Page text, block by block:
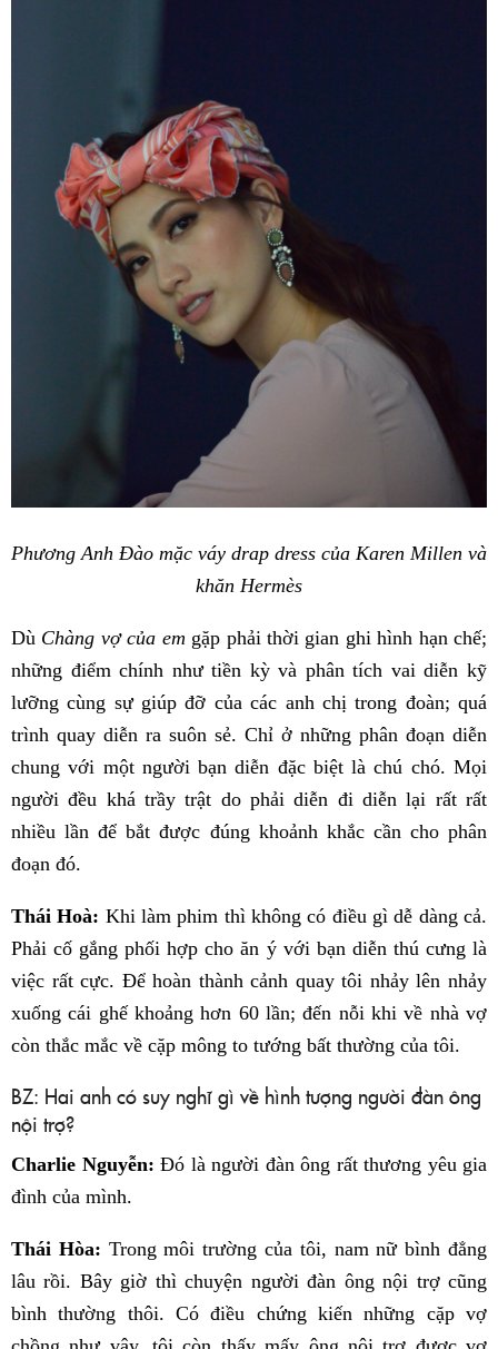
Phương Anh Đào mặc váy drap dress của Karen Millen và
khăn Hermès
Dù Chàng vợ của em gặp phải thời gian ghi hình hạn chế;
những điểm chính như tiền kỳ và phân tích vai diễn kỹ
lưỡng cùng sự giúp đỡ của các anh chị trong đoàn; quá
trình quay diễn ra suôn sẻ. Chỉ ở những phân đoạn diễn
chung với một người bạn diễn đặc biệt là chú chó. Mọi
người đều khá trầy trật do phải diễn đi diễn lại rất rất
nhiều lần để bắt được đúng khoảnh khắc cần cho phân
đoạn đó.
Thái Hoà: Khi làm phim thì không có điều gì dễ dàng cả.
Phải cố gắng phối hợp cho ăn ý với bạn diễn thú cưng là
việc rất cực. Để hoàn thành cảnh quay tôi nhảy lên nhảy
xuống cái ghế khoảng hơn 60 lần; đến nỗi khi về nhà vợ
còn thắc mắc về cặp mông to tướng bất thường của tôi.
BZ: Hai anh có suy nghĩ gì về hình tượng người đàn ông
nội trợ?
Charlie Nguyễn: Đó là người đàn ông rất thương yêu gia
đình của mình.
Thái Hòa: Trong môi trường của tôi, nam nữ bình đẳng
lâu rồi. Bây giờ thì chuyện người đàn ông nội trợ cũng
bình thường thôi. Có điều chứng kiến những cặp vợ